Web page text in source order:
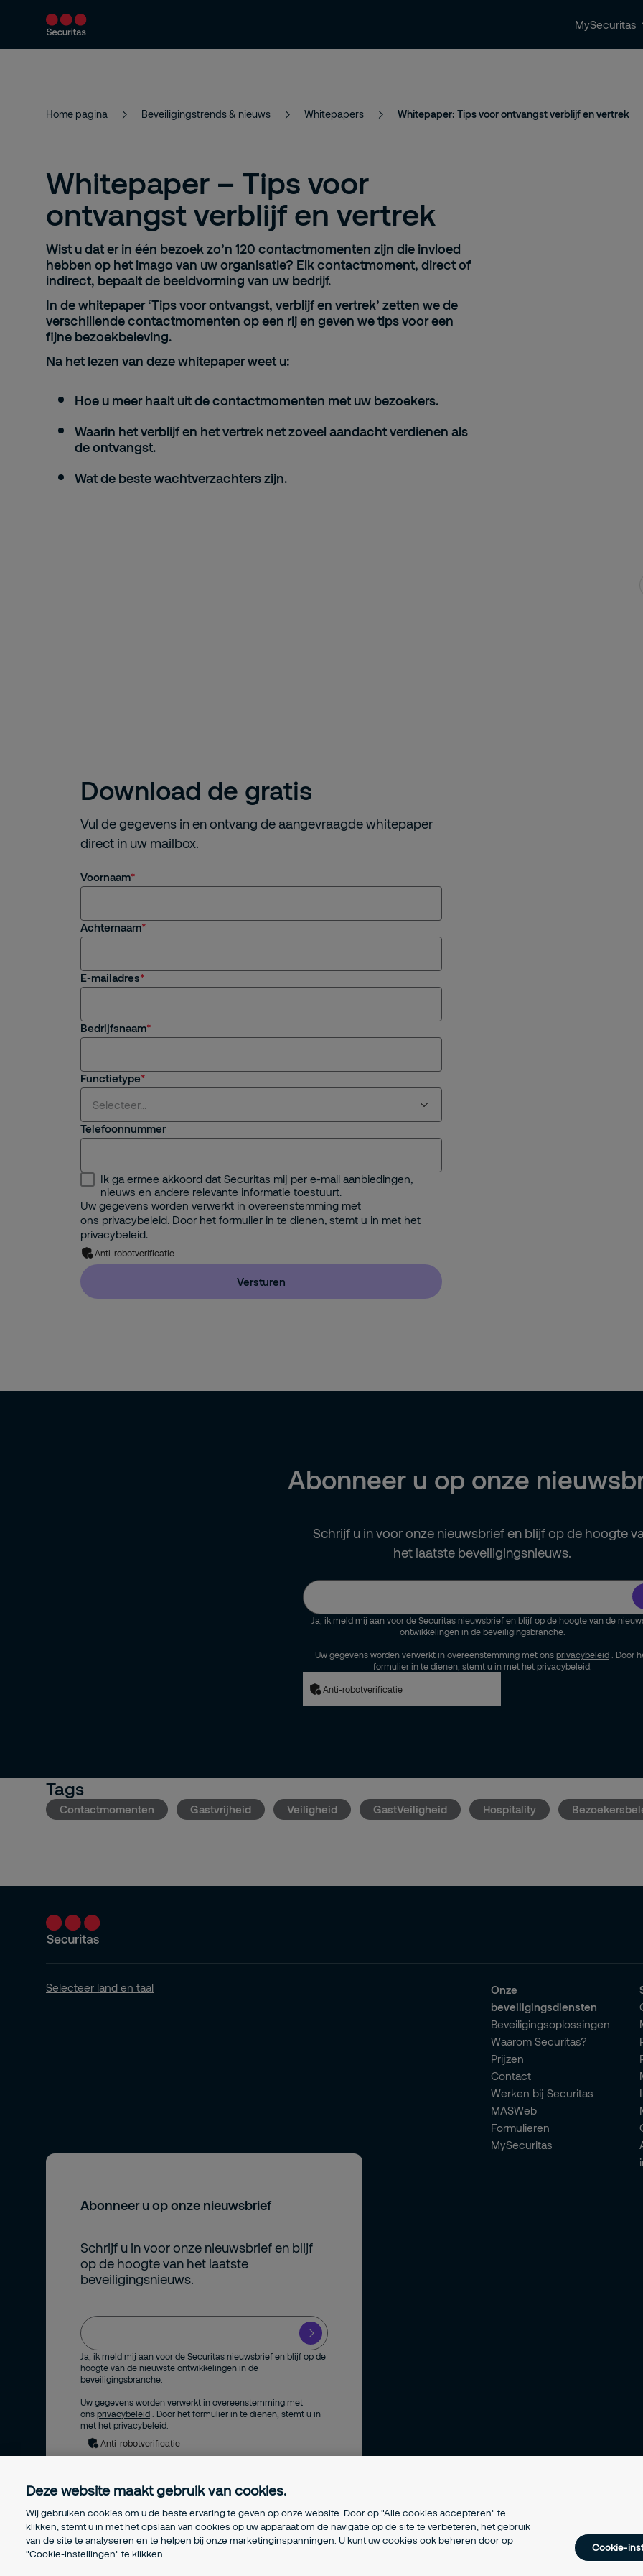
MySecuritas
Producten en diensten Beveiligingsoplossingen Beveiligingstrends & nieuws Contact
Home pagina Beveiligingstrends & nieuws Whitepapers Whitepaper: Tips voor ontvangst verblijf en vertrek
Whitepaper – Tips voor
ontvangst verblijf en vertrek
Wist u dat er in één bezoek zo’n 120 contactmomenten zijn die invloed
hebben op het imago van uw organisatie? Elk contactmoment, direct of
indirect, bepaalt de beeldvorming van uw bedrijf.
In de whitepaper ‘Tips voor ontvangst, verblijf en vertrek’ zetten we de
verschillende contactmomenten op een rij en geven we tips voor een
fijne bezoekbeleving.
Na het lezen van deze whitepaper weet u:
Hoe u meer haalt uit decontactmomenten met uw bezoekers.
Waarin hetverblijfen hetvertrek net zoveel aandacht verdienen als
de ontvangst.
Wat de bestewachtverzachterszijn.
Download de gratis
Vul de gegevens in en ontvang de aangevraagde whitepaper
direct in uw mailbox.
Voornaam
Achternaam
E-mailadres
Bedrijfsnaam
Functietype
Selecteer...
Security Management
Facility Management
Telefoonnummer
Ik ga ermee akkoord dat Securitas mij per e-mail aanbiedingen,
nieuws en andere relevante informatie toestuurt.
Uw gegevens worden verwerkt in overeenstemming met
ons privacybeleid. Door het formulier in te dienen, stemt u in met het
privacybeleid.
Anti-robotverificatie
Versturen
Abonneer u op onze
Schrijf u in voor onze nieuwsbrief en blijf op de hoogte
het laatste beveiligingsnieuws.
Ja, ik meld mij aan voor de Securitas nieuwsbrief en blijf op de hoogte van de
ontwikkelingen in de beveiligingsbranche.
Uw gegevens worden verwerkt in overeenstemming met ons privacybeleid
. Door
formulier in te dienen, stemt u in met het privacybeleid.
Anti-robotverificatie
Tags
Contactmomenten Gastvrijheid Veiligheid GastVeiligheid Hospitality
Selecteer land en taal
Abonneer u op onze nieuwsbrief
Schrijf u in voor onze nieuwsbrief en blijf
op de hoogte van het laatste
beveiligingsnieuws.
Ja, ik meld mij aan voor de Securitas nieuwsbrief en blijf op de
hoogte van de nieuwste ontwikkelingen in de
beveiligingsbranche.
Uw gegevens worden verwerkt in overeenstemming met
ons privacybeleid
. Door het formulier in te dienen, stemt u in
met het privacybeleid.
Anti-robotverificatie
Onze
beveiligingsdiensten
Beveiligingsoplossingen
Waarom Securitas?
Prijzen
Contact
Werken bij Securitas
MASWeb
Formulieren
MySecuritas
Deze website maakt gebruik van cookies.
Wij gebruiken cookies om u de beste ervaring te geven op onze website. Door op "Alle cookies accepteren" te
klikken, stemt u in met het opslaan van cookies op uw apparaat om de navigatie op de site te verbeteren, het gebruik
van de site te analyseren en te helpen bij onze marketinginspanningen. U kunt uw cookies ook beheren door op
"Cookie-instellingen" te klikken.
Cookie-